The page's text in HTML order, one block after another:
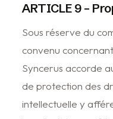
ARTICLE 9 –
Sous réserve du
convenu
Syncerus accorde
de protection des
intellectuelle y